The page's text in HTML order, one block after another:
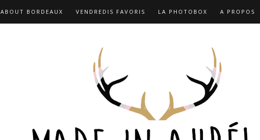
ABOUT BORDEAUX VENDREDIS FAVORIS LA PHOTOBOX A PROPOS